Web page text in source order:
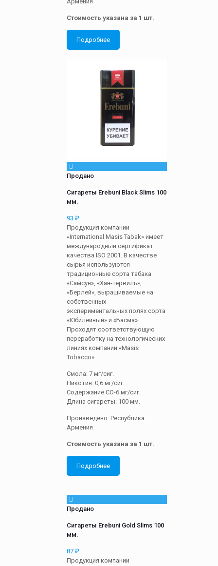
Стоимость указана за 1 шт.
Подробнее
Продано
Сигареты Erebuni Black Slims 100
мм.
93 ₽
Продукция компании
«International Masis Tabak» имеет
международный сертификат
качества ISO 2001. В качестве
сырья используются
традиционные сорта табака
«Самсун», «Хан-тервиль»,
«Берлей», выращиваемые на
собственных
экспериментальных полях сорта
«Юбилейный» и «Басма».
Проходят соответствующую
переработку на технологических
линиях компании «Masis
Tobacco».
Смола: 7 мг/сиг.
Никотин: 0,6 мг/сиг.
Содержание СО-6 мг/сиг.
Длина сигареты: 100 мм.
Произведено: Республика
Армения
Стоимость указана за 1 шт.
Подробнее
Продано
Сигареты Erebuni Gold Slims 100
мм.
87 ₽
Продукция компании